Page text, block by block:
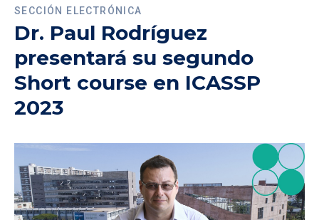
SECCIÓN ELECTRÓNICA
Dr. Paul Rodríguez
presentará su segundo
Short course en ICASSP
2023